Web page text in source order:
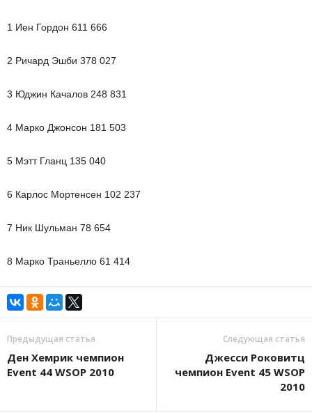
1 Иен Гордон 611 666
2 Ричард Эшби 378 027
3 Юджин Качалов 248 831
4 Марко Джонсон 181 503
5 Мэтт Гланц 135 040
6 Карлос Мортенсен 102 237
7 Ник Шульман 78 654
8 Марко Траньелло 61 414
Предыдущая статья
Ден Хемрик чемпион
Event 44 WSOP 2010
Следующая статья
Джесси Роковитц
чемпион Event 45 WSOP
2010